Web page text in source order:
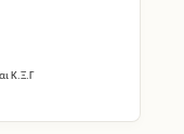
Κ.Ξ.Γ